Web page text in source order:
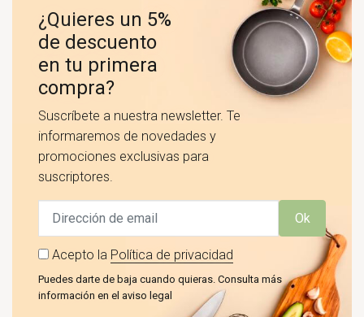
¿Quieres un 5%
de descuento
en tu primera
compra?
Suscríbete a nuestra newsletter. Te
informaremos de novedades y
promociones exclusivas para
suscriptores.
Ok
Acepto la Política de privacidad
Puedes darte de baja cuando quieras. Consulta más
información en el aviso legal